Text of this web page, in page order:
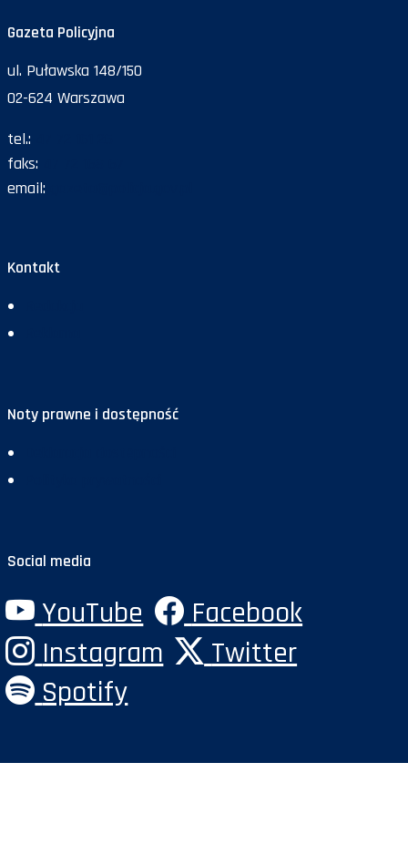
Gazeta Policyjna
ul. Puławska 148/150
02-624 Warszawa
tel.:
faks:
email:
Kontakt
Noty prawne i dostępność
Social media
YouTube
Facebook
Instagram
Twitter
Spotify